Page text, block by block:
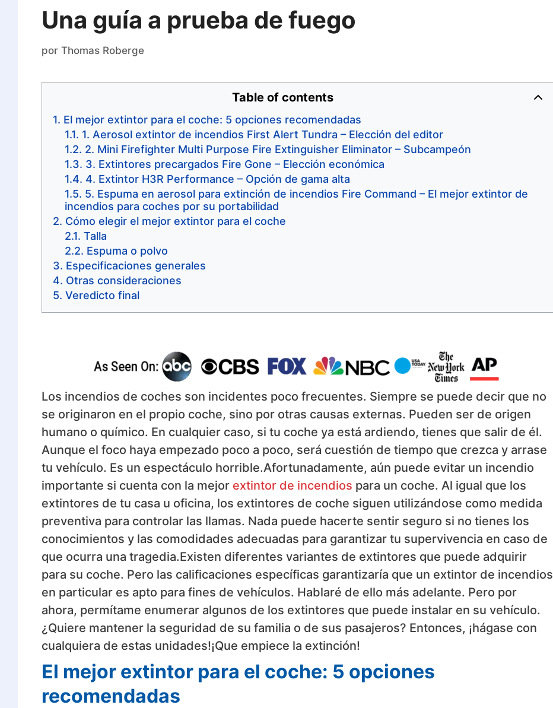
Una guía a prueba de fuego
por Thomas Roberge
Table of contents
El mejor extintor para el coche: 5 opciones recomendadas
1. Aerosol extintor de incendios First Alert Tundra – Elección del editor
2. Mini Firefighter Multi Purpose Fire Extinguisher Eliminator – Subcampeón
3. Extintores precargados Fire Gone – Elección económica
4. Extintor H3R Performance – Opción de gama alta
5. Espuma en aerosol para extinción de incendios Fire Command – El mejor extintor de
incendios para coches por su portabilidad
Cómo elegir el mejor extintor para el coche
Talla
Espuma o polvo
Especificaciones generales
Otras consideraciones
Veredicto final
Los incendios de coches son incidentes poco frecuentes. Siempre se puede decir que no
se originaron en el propio coche, sino por otras causas externas. Pueden ser de origen
humano o químico. En cualquier caso, si tu coche ya está ardiendo, tienes que salir de él.
Aunque el foco haya empezado poco a poco, será cuestión de tiempo que crezca y arrase
tu vehículo. Es un espectáculo horrible.Afortunadamente, aún puede evitar un incendio
importante si cuenta con la mejor extintor de incendios para un coche. Al igual que los
extintores de tu casa u oficina, los extintores de coche siguen utilizándose como medida
preventiva para controlar las llamas. Nada puede hacerte sentir seguro si no tienes los
conocimientos y las comodidades adecuadas para garantizar tu supervivencia en caso de
que ocurra una tragedia.Existen diferentes variantes de extintores que puede adquirir
para su coche. Pero las calificaciones específicas garantizaría que un extintor de incendios
en particular es apto para fines de vehículos. Hablaré de ello más adelante. Pero por
ahora, permítame enumerar algunos de los extintores que puede instalar en su vehículo.
¿Quiere mantener la seguridad de su familia o de sus pasajeros? Entonces, ¡hágase con
cualquiera de estas unidades!¡Que empiece la extinción!
El mejor extintor para el coche: 5 opciones
recomendadas